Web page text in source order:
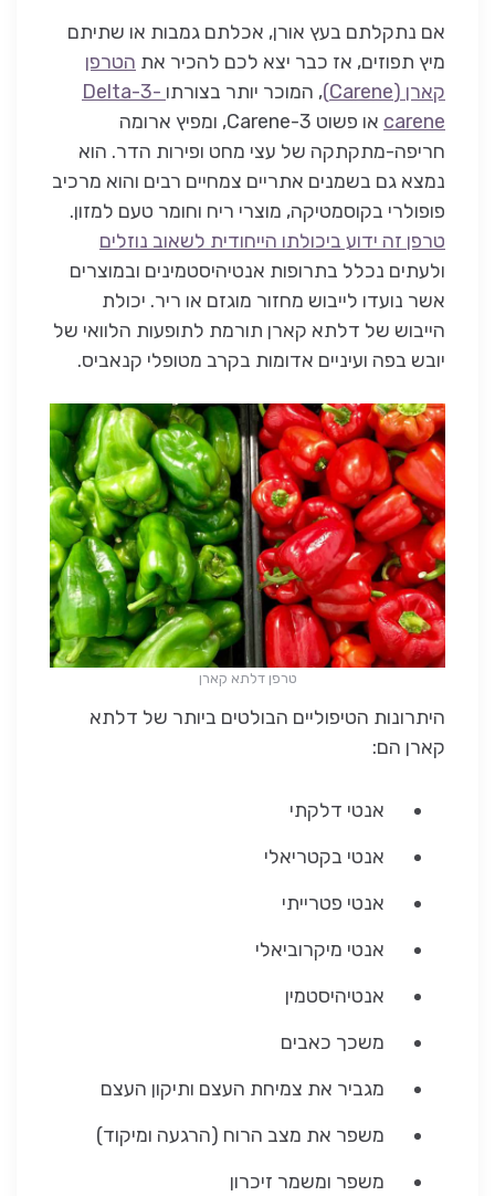
אם נתקלתם בעץ אורן, אכלתם גמבות או שתיתם
מיץ תפוזים, אז כבר יצא לכם להכיר את הטרפן
קארן (Carene)
, המוכר יותר בצורתו Delta-3-
carene
או פשוט 3-Carene, ומפיץ ארומה
חריפה-מתקתקה של עצי מחט ופירות הדר. הוא
נמצא גם בשמנים אתריים צמחיים רבים והוא מרכיב
פופולרי בקוסמטיקה, מוצרי ריח וחומר טעם למזון.
טרפן זה ידוע ביכולתו הייחודית לשאוב נוזלים
ולעתים נכלל בתרופות אנטיהיסטמינים ובמוצרים
אשר נועדו לייבוש מחזור מוגזם או ריר. יכולת
הייבוש של דלתא קארן תורמת לתופעות הלוואי של
יובש בפה ועיניים אדומות בקרב מטופלי קנאביס.
טרפן דלתא קארן
היתרונות הטיפוליים הבולטים ביותר של דלתא
קארן הם:
אנטי דלקתי
אנטי בקטריאלי
אנטי פטרייתי
אנטי מיקרוביאלי
אנטיהיסטמין
משכך כאבים
מגביר את צמיחת העצם ותיקון העצם
משפר את מצב הרוח (הרגעה ומיקוד)
משפר ומשמר זיכרון